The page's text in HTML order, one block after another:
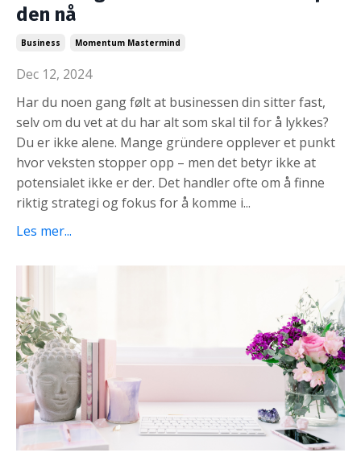
den nå
Business Momentum Mastermind
Dec 12, 2024
Har du noen gang følt at businessen din sitter fast,
selv om du vet at du har alt som skal til for å lykkes?
Du er ikke alene. Mange gründere opplever et punkt
hvor veksten stopper opp – men det betyr ikke at
potensialet ikke er der. Det handler ofte om å finne
riktig strategi og fokus for å komme i...
Les mer...